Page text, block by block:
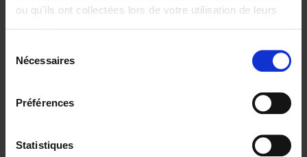
ou qu'ils ont collectées lors de votre utilisation de leurs
Nécessaires
Préférences
Statistiques
Digital marketing like a PRO -
completely revised edition (EN)